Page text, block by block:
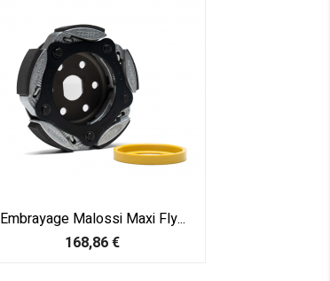
Embrayage Malossi Maxi Fly...
Prix
168,86 €